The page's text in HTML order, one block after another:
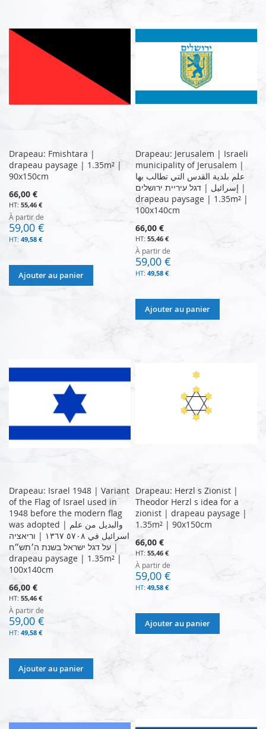
Drapeau: Fmishtara |
drapeau paysage | 1.35m² |
90x150cm
66,00 €
55,46 €
À partir de
59,00 €
49,58 €
Ajouter au panier
Drapeau: Jerusalem | Israeli
municipality of Jerusalem |
علم بلدية القدس التي تطالب بها
إسرائيل | דגל עיריית ירושלים |
drapeau paysage | 1.35m² |
100x140cm
66,00 €
55,46 €
À partir de
59,00 €
49,58 €
Ajouter au panier
Drapeau: Israel 1948 | Variant
of the Flag of Israel used in
1948 before the modern flag
was adopted | والبديل من علم
اسرائيل في ٥٧٠٨ ١٣٦٧ | וריאציה
על דגל ישראל בשנת ה׳תש״ח |
drapeau paysage | 1.35m² |
100x140cm
66,00 €
55,46 €
À partir de
59,00 €
49,58 €
Ajouter au panier
Drapeau: Herzl s Zionist |
Theodor Herzl s idea for a
zionist | drapeau paysage |
1.35m² | 90x150cm
66,00 €
55,46 €
À partir de
59,00 €
49,58 €
Ajouter au panier